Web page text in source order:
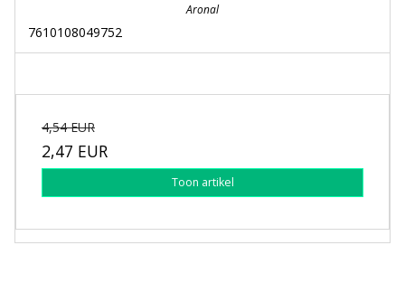
Aronal
7610108049752
4,54 EUR
2,47 EUR
Toon artikel